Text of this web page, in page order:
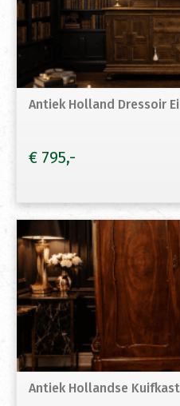
Antiek Holland Dressoir
€ 795
Antiek Hollandse